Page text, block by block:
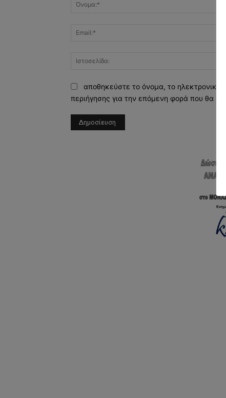
αποθηκεύστε το όνομα, το ηλεκτρονικό
περιήγησης για την επόμενη φορά που θα